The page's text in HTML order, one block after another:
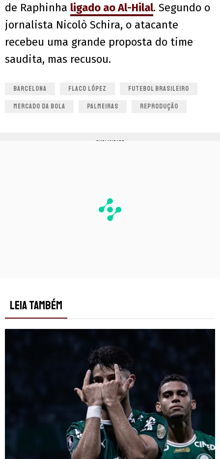
de Raphinha ligado ao Al-Hilal. Segundo o
jornalista Nicolò Schira, o atacante
recebeu uma grande proposta do time
saudita, mas recusou.
BARCELONA FLACO LÓPEZ FUTEBOL BRASILEIRO
MERCADO DA BOLA PALMEIRAS REPRODUÇÃO
PUBLICIDADE
LEIA TAMBÉM